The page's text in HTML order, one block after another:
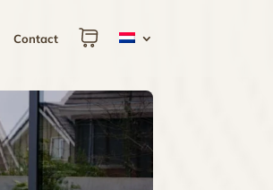
Contact